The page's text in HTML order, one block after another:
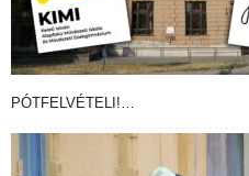
PÓTFELVÉTELI!…